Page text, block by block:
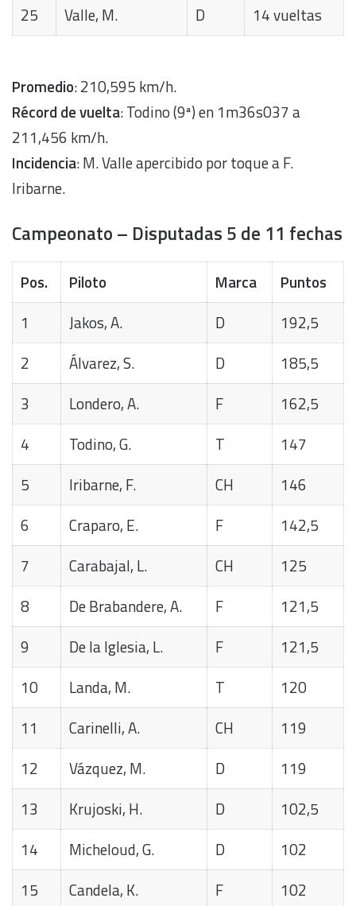
25 Valle, M. D 14 vueltas
Promedio: 210,595 km/h.
Récord de vuelta: Todino (9ª) en 1m36s037 a
211,456 km/h.
Incidencia: M. Valle apercibido por toque a F.
Iribarne.
Campeonato – Disputadas 5 de 11 fechas
Pos. Piloto Marca
Puntos
1
Jakos, A. D
192,5
2
Álvarez, S. D
185,5
3
Londero, A. F
162,5
4
Todino, G. T
147
5
Iribarne, F. CH
146
6
Craparo, E. F
142,5
7
Carabajal, L. CH
125
8
De Brabandere, A. F
121,5
9
De la Iglesia, L. F
121,5
10
Landa, M. T
120
11
Carinelli, A. CH
119
12
Vázquez, M. D
119
13
Krujoski, H. D
102,5
14
Micheloud, G. D
102
15
Candela, K. F 102